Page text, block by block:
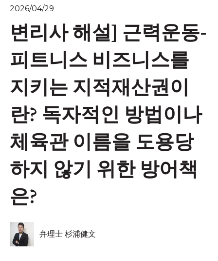
2026/04/29
변리사 해설] 근력운동-
피트니스 비즈니스를
지키는 지적재산권이
란? 독자적인 방법이나
체육관 이름을 도용당
하지 않기 위한 방어책
은?
弁理士 杉浦健文